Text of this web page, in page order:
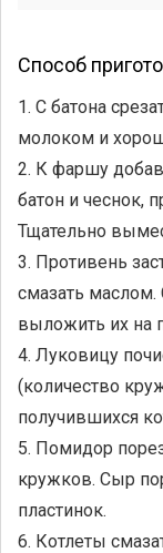
Способ
1. С батона
молоком и
2. К фаршу
батон и чеснок,
Тщательно
3. Противень
смазать
выложить их на
4. Луковицу
(количество
получившихся
5. Помидор
кружков. Сыр
пластинок.
6. Котлеты